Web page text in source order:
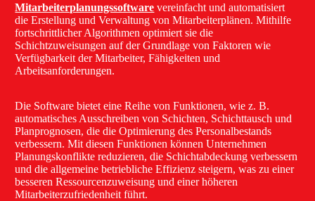
Mitarbeiterplanungssoftware vereinfacht und automatisiert
die Erstellung und Verwaltung von Mitarbeiterplänen. Mithilfe
fortschrittlicher Algorithmen optimiert sie die
Schichtzuweisungen auf der Grundlage von Faktoren wie
Verfügbarkeit der Mitarbeiter, Fähigkeiten und
Arbeitsanforderungen.
Die Software bietet eine Reihe von Funktionen, wie z. B.
automatisches Ausschreiben von Schichten, Schichttausch und
Planprognosen, die die Optimierung des Personalbestands
verbessern. Mit diesen Funktionen können Unternehmen
Planungskonflikte reduzieren, die Schichtabdeckung verbessern
und die allgemeine betriebliche Effizienz steigern, was zu einer
besseren Ressourcenzuweisung und einer höheren
Mitarbeiterzufriedenheit führt.